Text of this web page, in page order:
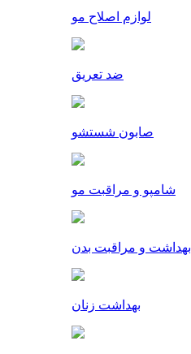
لوازم اصلاح مو
ضد تعریق
صابون شستشو
شامپو و مراقبت مو
بهداشت و مراقبت بدن
بهداشت زنان